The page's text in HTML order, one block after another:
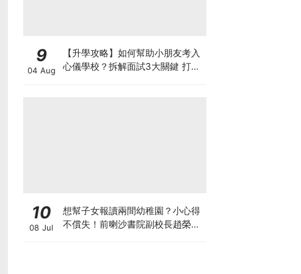
9
04 Aug
【升學攻略】如何幫助小朋友考入
心儀學校？拆解面試3大關鍵 打好
10
08 Jul
想幫子女報讀兩間幼稚園？小心得
不償失！前喇沙書院副校長趙榮